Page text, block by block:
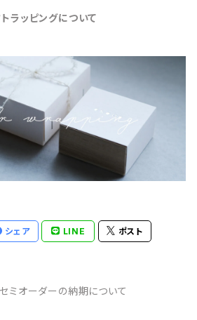
トラッピングについて
シェア LINE ポスト
ミオーダーの納期について